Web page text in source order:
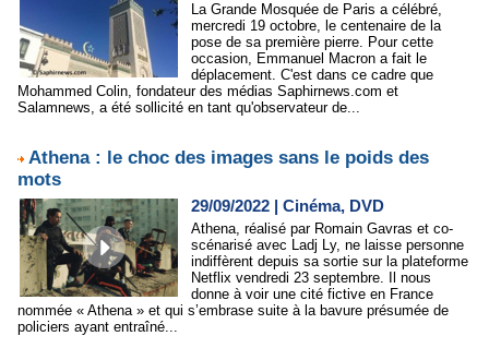
La Grande Mosquée de Paris a célébré,
mercredi 19 octobre, le centenaire de la
pose de sa première pierre. Pour cette
occasion, Emmanuel Macron a fait le
déplacement. C'est dans ce cadre que
Mohammed Colin, fondateur des médias Saphirnews.com et
Salamnews, a été sollicité en tant qu'observateur de...
Athena : le choc des images sans le poids des
mots
29/09/2022 | Cinéma, DVD
Athena, réalisé par Romain Gavras et co-
scénarisé avec Ladj Ly, ne laisse personne
indiffèrent depuis sa sortie sur la plateforme
Netflix vendredi 23 septembre. Il nous
donne à voir une cité fictive en France
nommée « Athena » et qui s’embrase suite à la bavure présumée de
policiers ayant entraîné...